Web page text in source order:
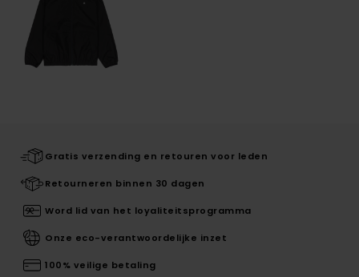
Gratis verzending en retouren voor leden
Retourneren binnen 30 dagen
Word lid van het loyaliteitsprogramma
Onze eco-verantwoordelijke inzet
100% veilige betaling